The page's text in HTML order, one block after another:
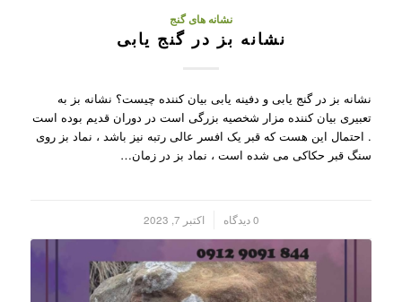
نشانه های گنج
نشانه بز در گنج یابی
نشانه بز در گنج یابی و دفینه یابی بیان کننده چیست؟ نشانه بز به
تعبیری بیان کننده مزار شخصیه بزرگی است در دوران قدیم بوده است
. احتمال این هست که قبر یک افسر عالی رتبه نیز باشد ، نماد بز روی
سنگ قبر حکاکی می شده است ، نماد بز در زمان…
0 دیدگاه اکتبر 7, 2023